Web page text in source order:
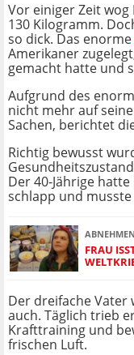
Vor einiger Zeit
130 Kilogramm.
so dick. Das enorme
Amerikaner
gemacht hatte und
Aufgrund des
nicht mehr auf
Sachen, berichtet
Richtig bewusst
Der 40-Jährige
schlapp und
ABNEHMEN
FRAU
Der dreifache Vater
auch. Täglich trieb
Krafttraining und
frischen Luft.